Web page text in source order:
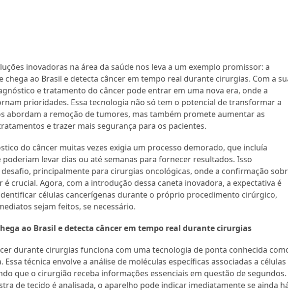
inovadoras na área da saúde nos leva a um exemplo promissor: a
chega ao Brasil e detecta câncer em tempo real durante cirurgias. Com a
e tratamento do câncer pode entrar em uma nova era, onde a
prioridades. Essa tecnologia não só tem o potencial de transformar a
abordam a remoção de tumores, mas também promete aumentar as
e trazer mais segurança para os pacientes.
do câncer muitas vezes exigia um processo demorado, que incluía
levar dias ou até semanas para fornecer resultados. Isso
principalmente para cirurgias oncológicas, onde a confirmação
crucial. Agora, com a introdução dessa caneta inovadora, a expectativa é
células cancerígenas durante o próprio procedimento cirúrgico,
sejam feitos, se necessário.
ao Brasil e detecta câncer em tempo real durante cirurgias
durante cirurgias funciona com uma tecnologia de ponta conhecida
técnica envolve a análise de moléculas específicas associadas a células
que o cirurgião receba informações essenciais em questão de segundos.
de tecido é analisada, o aparelho pode indicar imediatamente se ainda